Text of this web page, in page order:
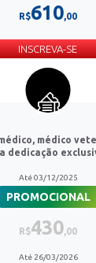
R$610,00
INSCREVA-SE
médico
dedicação
Até 03/12/2025
PROMOCIONAL
R$430,00
Até 26/03/2026